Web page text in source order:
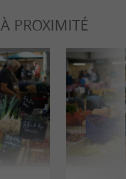
À PROXIMITÉ